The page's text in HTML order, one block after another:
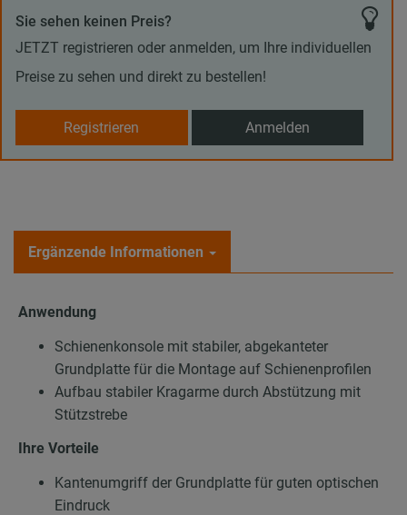
Sie sehen keinen Preis?
JETZT registrieren oder anmelden, um Ihre individuellen
Preise zu sehen und direkt zu bestellen!
Registrieren Anmelden
Ergänzende Informationen
Anwendung
Schienenkonsole mit stabiler, abgekanteter
Grundplatte für die Montage auf Schienenprofilen
Aufbau stabiler Kragarme durch Abstützung mit
Stützstrebe
Ihre Vorteile
Kantenumgriff der Grundplatte für guten optischen
Eindruck